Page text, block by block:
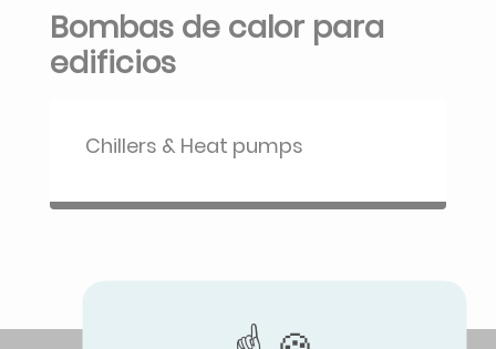
Bombas de calor para
edificios
Chillers & Heat pumps